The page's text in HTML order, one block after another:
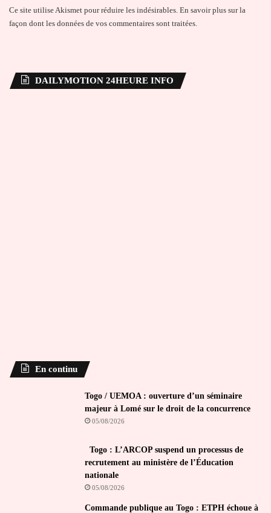
Ce site utilise Akismet pour réduire les indésirables. En savoir plus sur la
façon dont les données de vos commentaires sont traitées
DAILYMOTION 24HEURE INFO
En continu
Togo / UEMOA : ouverture d’un séminaire
majeur à Lomé sur le droit de la concurrence
05/08/2026
Togo : L’ARCOP suspend un processus de
recrutement au ministère de l’Éducation
nationale
05/08/2026
Commande publique au Togo : ETPH échoue à